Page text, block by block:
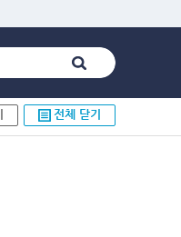
전체 닫기